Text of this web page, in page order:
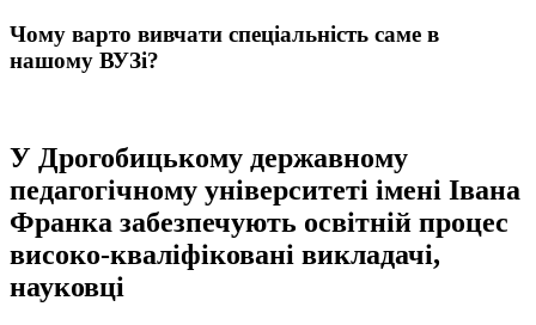
Чому варто вивчати спеціальність саме в
нашому ВУЗі?
У Дрогобицькому державному
педагогічному університеті імені Івана
Франка забезпечують освітній процес
високо-кваліфіковані викладачі,
науковці